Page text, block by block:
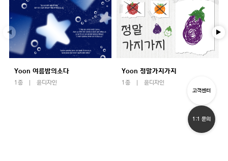
Yoon 여름밤의소다
1종 윤디자인
Yoon 정말가지가지
1종 윤디자인
고객센터
1:1 문의